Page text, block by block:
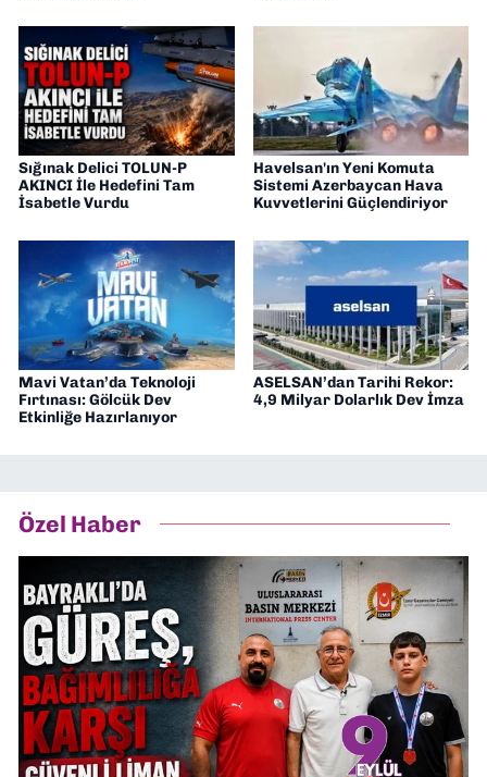
Sığınak Delici TOLUN-P
AKINCI İle Hedefini Tam
İsabetle Vurdu
Havelsan'ın Yeni Komuta
Sistemi Azerbaycan Hava
Kuvvetlerini Güçlendiriyor
Mavi Vatan’da Teknoloji
Fırtınası: Gölcük Dev
Etkinliğe Hazırlanıyor
ASELSAN’dan Tarihi Rekor:
4,9 Milyar Dolarlık Dev İmza
Özel Haber